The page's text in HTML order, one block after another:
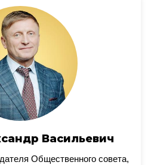
Васильевич
Общественного совета,